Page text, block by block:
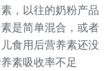
，以往的奶粉产品
是简单混合，或者
食用后营养素还没
素吸收率不足